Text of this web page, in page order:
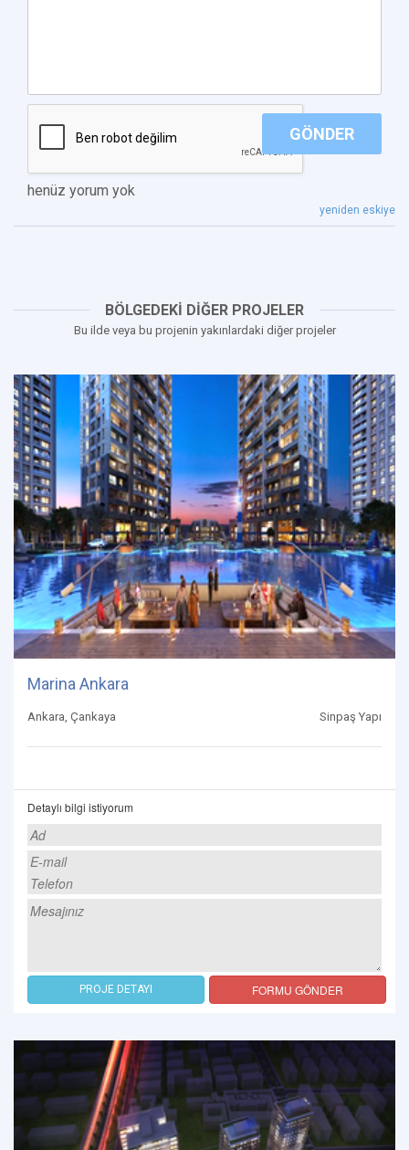
GÖNDER
henüz yorum yok
yeniden eskiye
BÖLGEDEKİ DİĞER PROJELER
Bu ilde veya bu projenin yakınlardaki diğer projeler
Marina Ankara
Ankara, Çankaya Sinpaş Yapı
Detaylı bilgi istiyorum
PROJE DETAYI FORMU GÖNDER